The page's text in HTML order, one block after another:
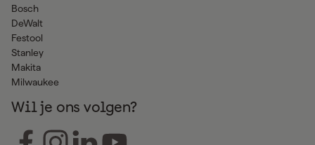
Bosch
DeWalt
Festool
Stanley
Makita
Milwaukee
Wil je ons volgen?